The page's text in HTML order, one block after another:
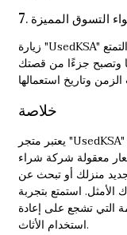
التسوق المميزة
زيارة "UsedKSA" ليست مجرد تجربة تسوق عادية. يمكنك التمتع
وتصبح جزءًا من قصتك
خلاصة
يعتبر متجر "UsedKSA" في الرياض وجهة مثالية لكل من يرغب في
معقولة شركة شراء
منزلك أو تبحث عن
استمتع بتجربة
التي تشجع على إعادة
استخدام الأثاث.